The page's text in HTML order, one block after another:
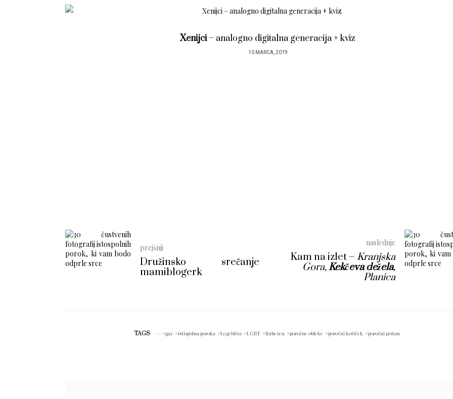
Xenijci– analogno digitalna generacija + kviz
10 MARCA, 2019
prejšnji
Družinsko srečanje
mamiblogerk
naslednje
Kam na izlet – Kranjska
Gora,Kekčeva dežela,
Planica
TAGS gay istispolna poroka Legebitra LGBT ljubezen poročne obleke poročni kotiček poročni prstan